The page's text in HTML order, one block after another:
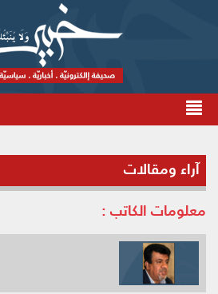
آراء ومقالات
معلومات الكاتب :